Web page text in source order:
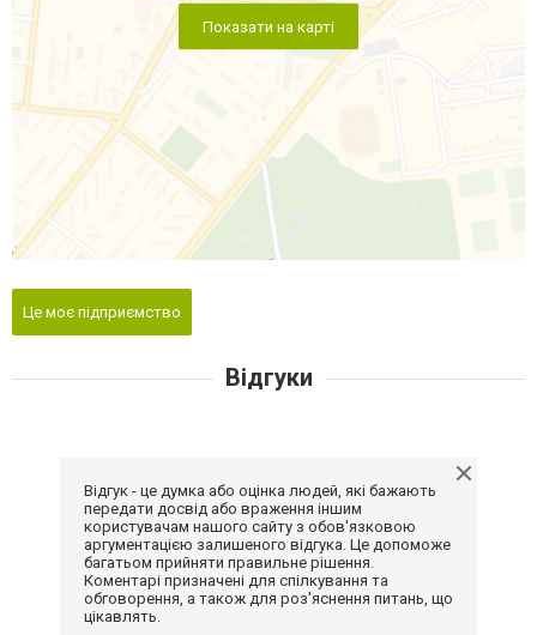
Показати на карті
Це моє підприємство
Відгуки
Відгук - це думка або оцінка людей, які бажають
передати досвід або враження іншим
користувачам нашого сайту з обов'язковою
аргументацією залишеного відгука. Це допоможе
багатьом прийняти правильне рішення.
Коментарі призначені для спілкування та
обговорення, а також для роз'яснення питань, що
цікавлять.